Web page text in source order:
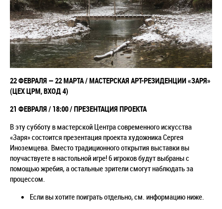
22 ФЕВРАЛЯ — 22 МАРТА /МАСТЕРСКАЯ АРТ-РЕЗИДЕНЦИИ «ЗАРЯ»
(ЦЕХ ЦРМ, ВХОД 4)
21 ФЕВРАЛЯ / 18:00/ПРЕЗЕНТАЦИЯ ПРОЕКТА
В эту субботу в мастерской Центра современного искусства
«Заря» состоится презентация проекта художника Сергея
Иноземцева. Вместо традиционного открытия выставки вы
поучаствуете в настольной игре! 6 игроков будут выбраны с
помощью жребия, а остальные зрители смогут наблюдать за
процессом.
Если вы хотите поиграть отдельно, см. информацию ниже.